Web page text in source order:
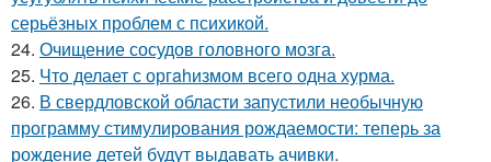
серьёзных проблем с психикой.
24. Очищение сосудов головного мозга.
25. Чтo делает с оргahизмом всего одна хурма.
26. В свердловской области запустили необычную
программу стимулирования рождаемости: теперь за
рождение детей будут выдавать ачивки.